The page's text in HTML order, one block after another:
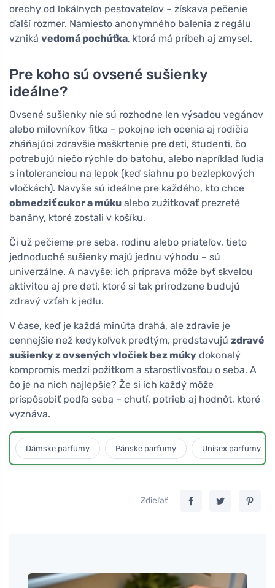
orechy od lokálnych pestovateľov – získava pečenie
ďalší rozmer. Namiesto anonymného balenia z regálu
vzniká vedomá pochúťka, ktorá má príbeh aj zmysel.
Pre koho sú ovsené sušienky
ideálne?
Ovsené sušienky nie sú rozhodne len výsadou vegánov
alebo milovníkov fitka – pokojne ich ocenia aj rodičia
zháňajúci zdravšie maškrtenie pre deti, študenti, čo
potrebujú niečo rýchle do batohu, alebo napríklad ľudia
s intoleranciou na lepok (keď siahnu po bezlepkových
vločkách). Navyše sú ideálne pre každého, kto chce
obmedziť cukor a múku alebo zužitkovať prezreté
banány, ktoré zostali v košíku.
Či už pečieme pre seba, rodinu alebo priateľov, tieto
jednoduché sušienky majú jednu výhodu – sú
univerzálne. A navyše: ich príprava môže byť skvelou
aktivitou aj pre deti, ktoré si tak prirodzene budujú
zdravý vzťah k jedlu.
V čase, keď je každá minúta drahá, ale zdravie je
cennejšie než kedykoľvek predtým, predstavujú zdravé
sušienky z ovsených vločiek bez múky dokonalý
kompromis medzi požitkom a starostlivosťou o seba. A
čo je na nich najlepšie? Že si ich každý môže
prispôsobiť podľa seba – chutí, potrieb aj hodnôt, ktoré
vyznáva.
Dámske parfumy Pánske parfumy Unisex parfumy
Zdieľať